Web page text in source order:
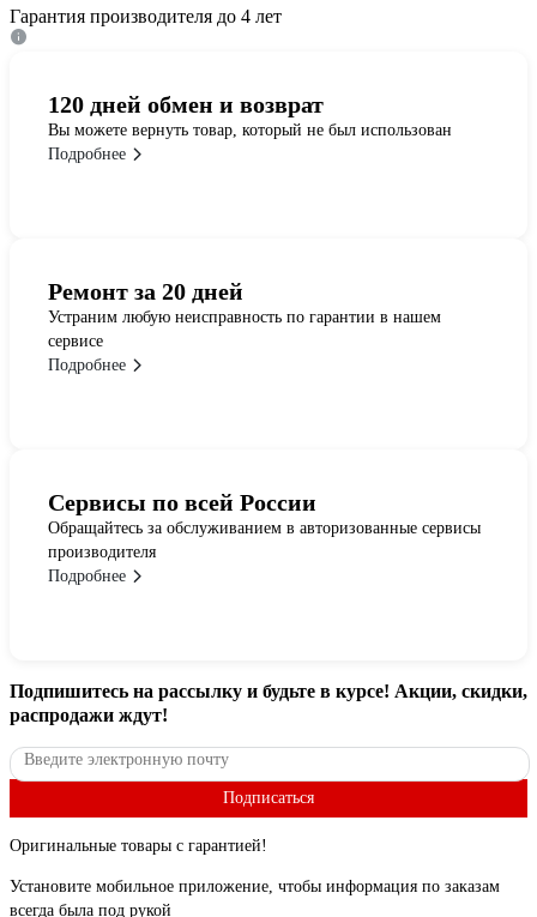
Гарантия производителя до 4 лет
120 дней обмен и возврат
Вы можете вернуть товар, который не был использован
Подробнее
Ремонт за 20 дней
Устраним любую неисправность по гарантии в нашем
сервисе
Подробнее
Сервисы по всей России
Обращайтесь за обслуживанием в авторизованные сервисы
производителя
Подробнее
Подпишитесь на рассылку и будьте в курсе! Акции, скидки,
распродажи ждут!
Подписаться
Оригинальные товары с гарантией!
Установите мобильное приложение, чтобы информация по заказам
всегда была под рукой